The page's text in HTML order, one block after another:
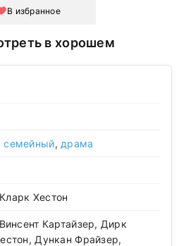
В избранное
семейный, драма
Хестон
Картайзер, Дирк
Дункан Фрайзер,